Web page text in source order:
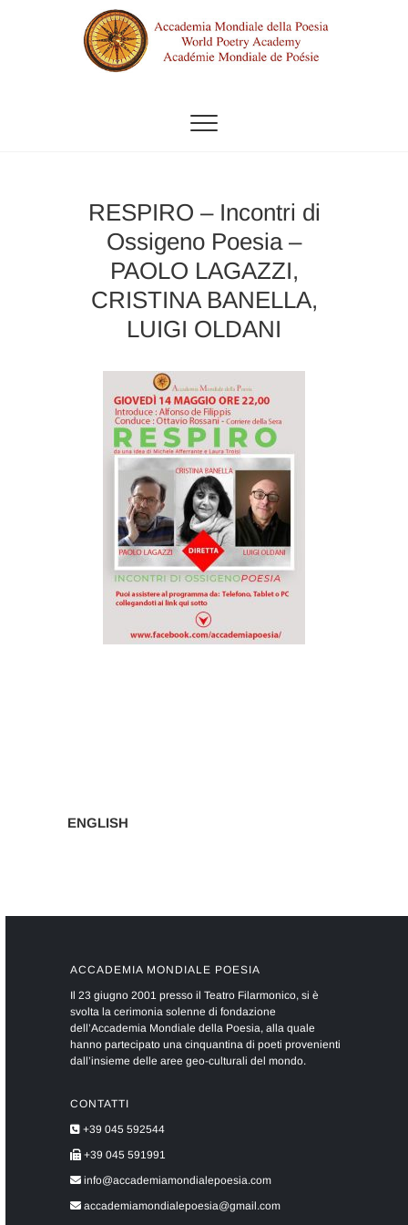
POESIA
RESPIRO – Incontri di
Ossigeno Poesia –
PAOLO LAGAZZI,
CRISTINA BANELLA,
LUIGI OLDANI
ENGLISH
ACCADEMIA MONDIALE POESIA
Il 23 giugno 2001 presso il Teatro Filarmonico, si è
svolta la cerimonia solenne di fondazione
dell’Accademia Mondiale della Poesia, alla quale
hanno partecipato una cinquantina di poeti provenienti
dall’insieme delle aree geo-culturali del mondo.
CONTATTI
+39 045 592544
+39 045 591991
info@accademiamondialepoesia.com
accademiamondialepoesia@gmail.com